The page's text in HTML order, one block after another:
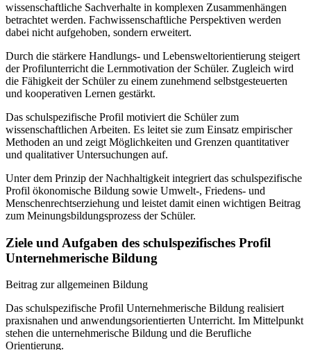
wissenschaftliche Sachverhalte in komplexen Zusammenhängen
betrachtet werden. Fachwissenschaftliche Perspektiven werden
dabei nicht aufgehoben, sondern erweitert.
Durch die stärkere Handlungs- und Lebensweltorientierung steigert
der Profilunterricht die Lernmotivation der Schüler. Zugleich wird
die Fähigkeit der Schüler zu einem zunehmend selbstgesteuerten
und kooperativen Lernen gestärkt.
Das schulspezifische Profil motiviert die Schüler zum
wissenschaftlichen Arbeiten. Es leitet sie zum Einsatz empirischer
Methoden an und zeigt Möglichkeiten und Grenzen quantitativer
und qualitativer Untersuchungen auf.
Unter dem Prinzip der Nachhaltigkeit integriert das schulspezifische
Profil ökonomische Bildung sowie Umwelt-, Friedens- und
Menschenrechtserziehung und leistet damit einen wichtigen Beitrag
zum Meinungsbildungsprozess der Schüler.
Ziele und Aufgaben des schulspezifisches Profil
Unternehmerische Bildung
Beitrag zur allgemeinen Bildung
Das schulspezifische Profil Unternehmerische Bildung realisiert
praxisnahen und anwendungsorientierten Unterricht. Im Mittelpunkt
stehen die unternehmerische Bildung und die Berufliche
Orientierung.